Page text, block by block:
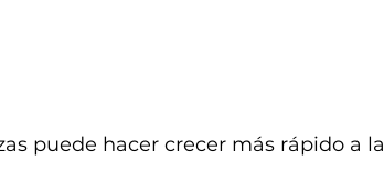
puede hacer crecer más rápido a la